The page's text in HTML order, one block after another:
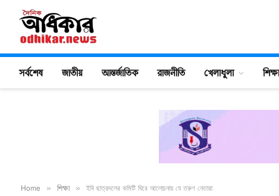
সর্বশেষ জাতীয় আন্তর্জাতিক রাজনীতি খেলাধুলা শিক্ষা
Home » শিক্ষা » ইবি ছাত্রদলের কমিটি ঘিরে আলোচনায় যে তরুণ নেতারা